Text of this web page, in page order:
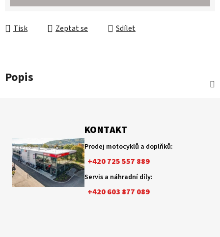
Tisk Zeptat se Sdílet
Popis
KONTAKT
Prodej motocyklů a doplňků:
+420 725 557 889
Servis a náhradní díly:
+420 603 877 089